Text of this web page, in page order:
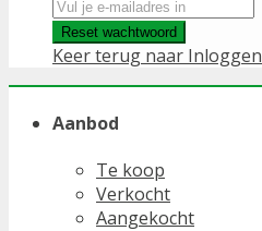
Reset wachtwoord
Keer terug naar Inloggen
Aanbod
Te koop
Verkocht
Aangekocht